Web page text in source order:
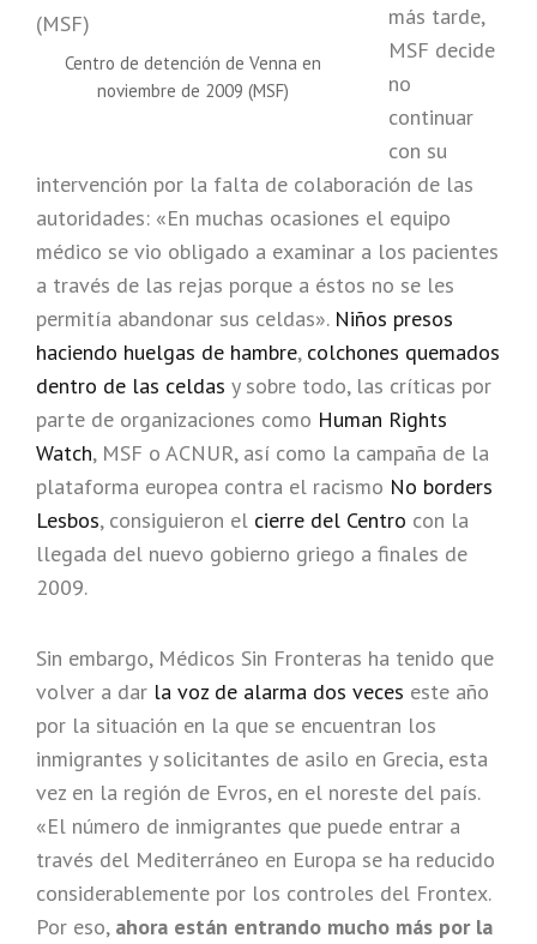
Centro de detención de Venna en
noviembre de 2009 (MSF)
más tarde,
MSF decide
no
continuar
con su
intervención por la falta de colaboración de las
autoridades: «En muchas ocasiones el equipo
médico se vio obligado a examinar a los pacientes
a través de las rejas porque a éstos no se les
permitía abandonar sus celdas». Niños presos
haciendo huelgas de hambre, colchones quemados
dentro de las celdas y sobre todo, las críticas por
parte de organizaciones como Human Rights
Watch, MSF o ACNUR, así como la campaña de la
plataforma europea contra el racismo No borders
Lesbos, consiguieron el cierre del Centro con la
llegada del nuevo gobierno griego a finales de
2009.
Sin embargo, Médicos Sin Fronteras ha tenido que
volver a dar la voz de alarma dos veces este año
por la situación en la que se encuentran los
inmigrantes y solicitantes de asilo en Grecia, esta
vez en la región de Evros, en el noreste del país.
«El número de inmigrantes que puede entrar a
través del Mediterráneo en Europa se ha reducido
considerablemente por los controles del Frontex.
Por eso, ahora están entrando mucho más por la